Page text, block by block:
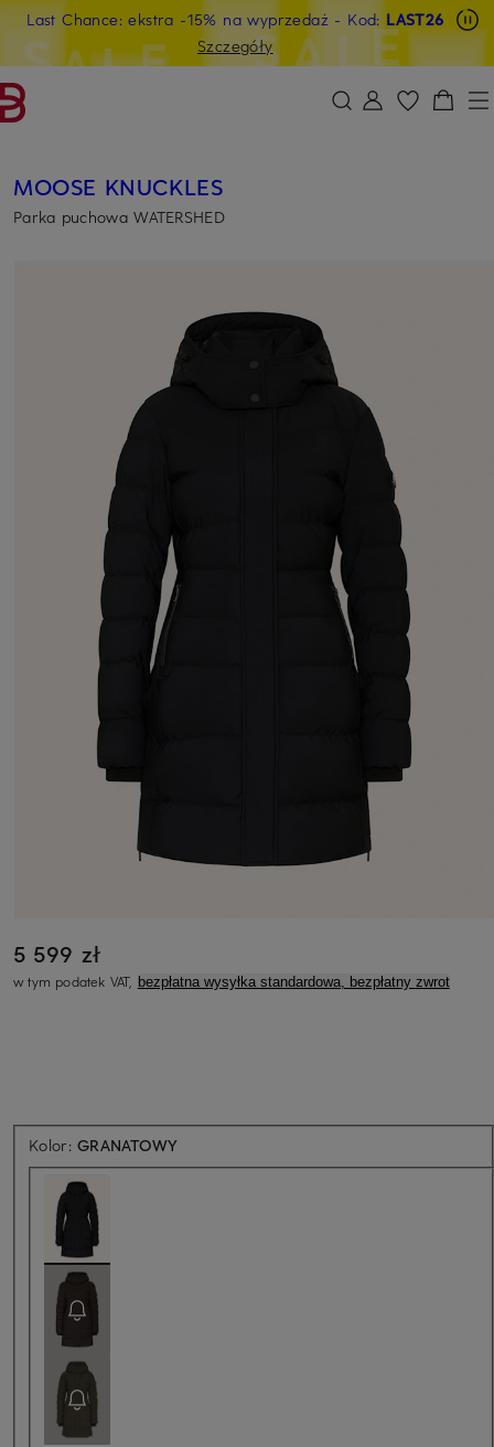
PRZEJDŹ DO GŁÓWNEJ TREŚCI PRZEJDŹ DO WYSZUKIWANIA
Last Chance: ekstra -15% na wyprzedaż - Kod: LAST26
Szczegóły
MOOSE KNUCKLES
Parka puchowa WATERSHED
5 599 zł
w tym podatek VAT, bezpłatna wysyłka standardowa, bezpłatny zwrot
Kolor:GRANATOWY